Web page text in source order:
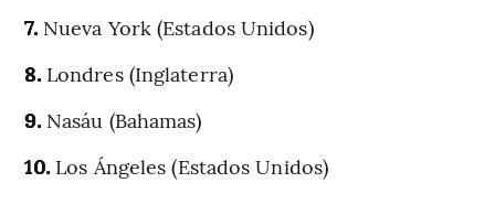
7.Nueva York (Estados Unidos)
8.Londres (Inglaterra)
9.Nasáu (Bahamas)
10. Los Ángeles (Estados Unidos)